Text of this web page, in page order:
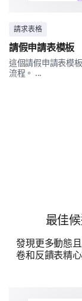
我對包括一
我更喜歡有
我們很高興
您為什麼申
何使您適合
請求表格
請假申請表模板
這個請假申請表模
流程。 ...
最佳
發現更多動態
卷和反饋表精